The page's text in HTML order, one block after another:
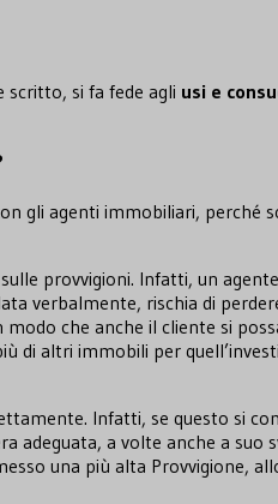
scritto, si fa fede agli usi e
gli agenti immobiliari,
provvigioni. Infatti, un
verbalmente, rischia di
che anche il cliente si
di altri immobili per
Infatti, se questo si
a volte anche a
una più alta Provvigione,